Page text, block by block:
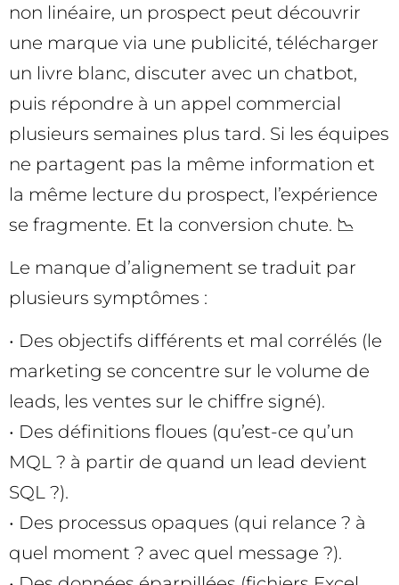
non linéaire, un prospect peut découvrir
une marque via une publicité, télécharger
un livre blanc, discuter avec un chatbot,
puis répondre à un appel commercial
plusieurs semaines plus tard. Si les équipes
ne partagent pas la même information et
la même lecture du prospect, l’expérience
se fragmente. Et la conversion chute. 📉
Le manque d’alignement se traduit par
plusieurs symptômes :
• Des objectifs différents et mal corrélés (le
marketing se concentre sur le volume de
leads, les ventes sur le chiffre signé).
• Des définitions floues (qu’est-ce qu’un
MQL ? à partir de quand un lead devient
SQL ?).
• Des processus opaques (qui relance ? à
quel moment ? avec quel message ?).